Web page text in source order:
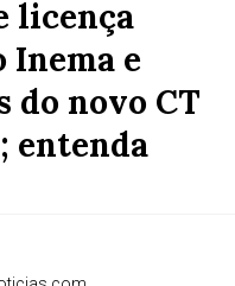
licença
Inema e
do novo CT
entenda